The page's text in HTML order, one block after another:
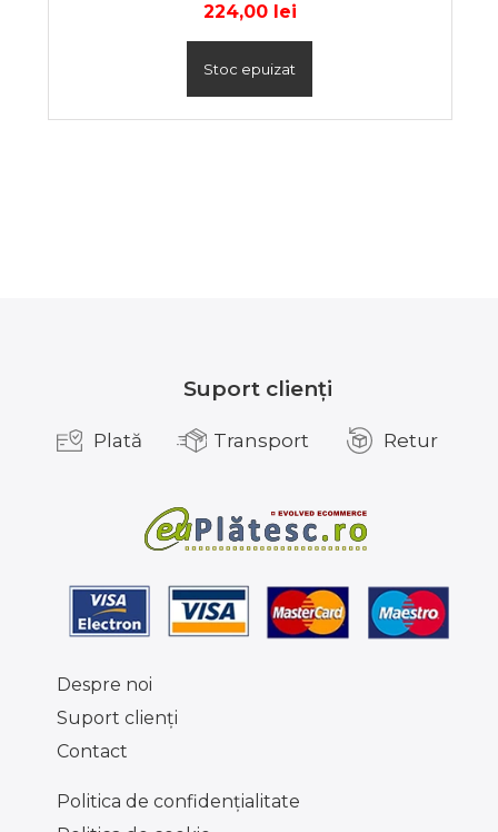
224,00 lei
Stoc epuizat
Suport clienți
Plată Transport Retur
Despre noi
Suport clienţi
Contact
Politica de confidențialitate